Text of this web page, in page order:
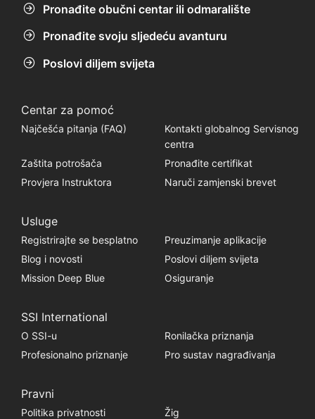
Pronađite obučni centar ili odmaralište
Pronađite svoju sljedeću avanturu
Poslovi diljem svijeta
Centar za pomoć
Najčešća pitanja (FAQ)
Kontakti globalnog Servisnog
centra
Zaštita potrošača
Pronađite certifikat
Provjera Instruktora
Naruči zamjenski brevet
Usluge
Registrirajte se besplatno
Preuzimanje aplikacije
Blog i novosti
Poslovi diljem svijeta
Mission Deep Blue
Osiguranje
SSI International
O SSI-u
Ronilačka priznanja
Profesionalno priznanje
Pro sustav nagrađivanja
Pravni
Politika privatnosti
Žig